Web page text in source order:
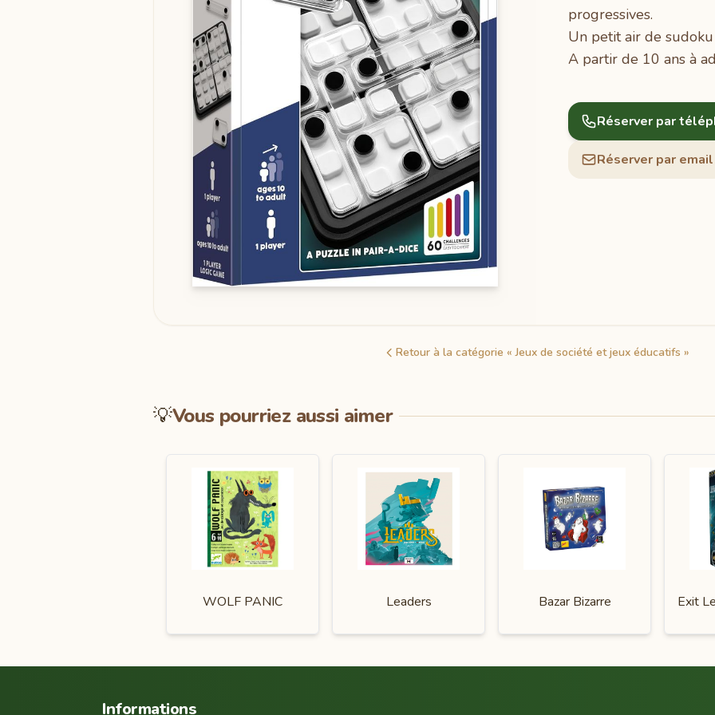
progressives.
Un petit air de
A partir de 10 ans à
Réserver par
Réserver par email
Retour à la catégorie « Jeux de société et jeux éducatifs »
💡Vous pourriez aussi aimer
WOLF PANIC Leaders Bazar Bizarre Exit
Informations